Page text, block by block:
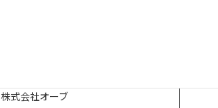
株式会社オーブ